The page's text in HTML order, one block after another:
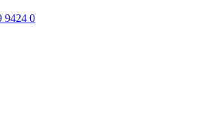
9424 0